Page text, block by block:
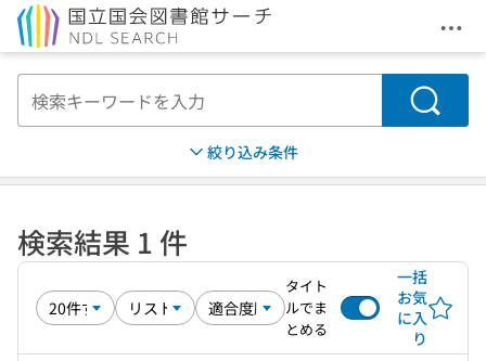
メ
検索
絞り込み条件
検索結果 1 件
タイト
ルでま
とめる
一括
お気
に入
り